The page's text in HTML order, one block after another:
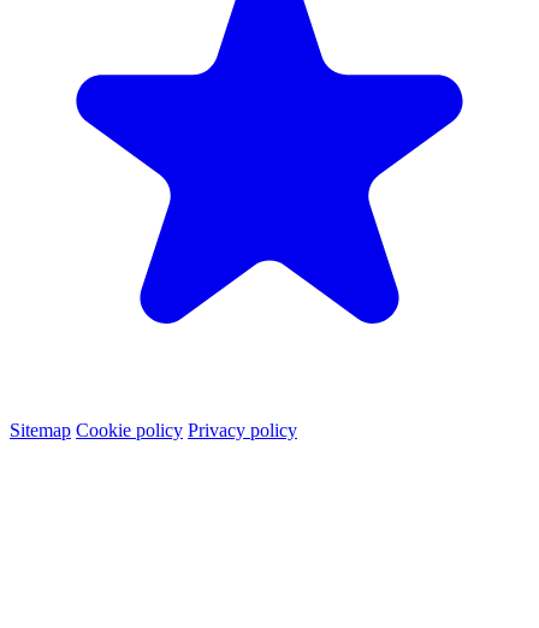
Sitemap Cookie policy Privacy policy